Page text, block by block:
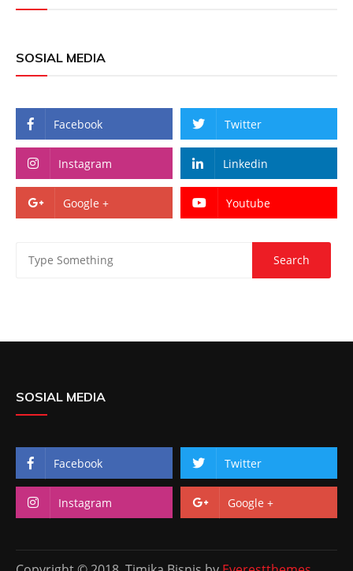
SOSIAL MEDIA
Facebook Twitter
Instagram Linkedin
Google + Youtube
SOSIAL MEDIA
Facebook Twitter
Instagram Google +